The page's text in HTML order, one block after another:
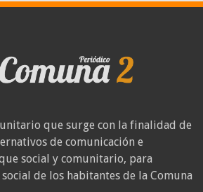
que surge con la finalidad de
de comunicación e
social y comunitario, para
de los habitantes de la Comuna